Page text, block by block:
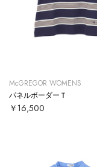
McGREGOR WOMENS
パネルボーダーＴ
￥16,500